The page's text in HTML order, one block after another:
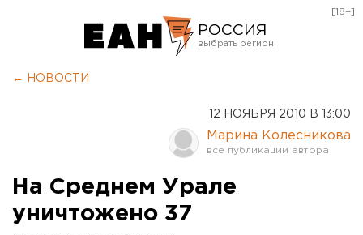
РОССИЯ
Оренбург
[18+]
← НОВОСТИ
12 НОЯБРЯ 2010 В 13:00
Марина Колесникова
На Среднем Урале
уничтожено 37